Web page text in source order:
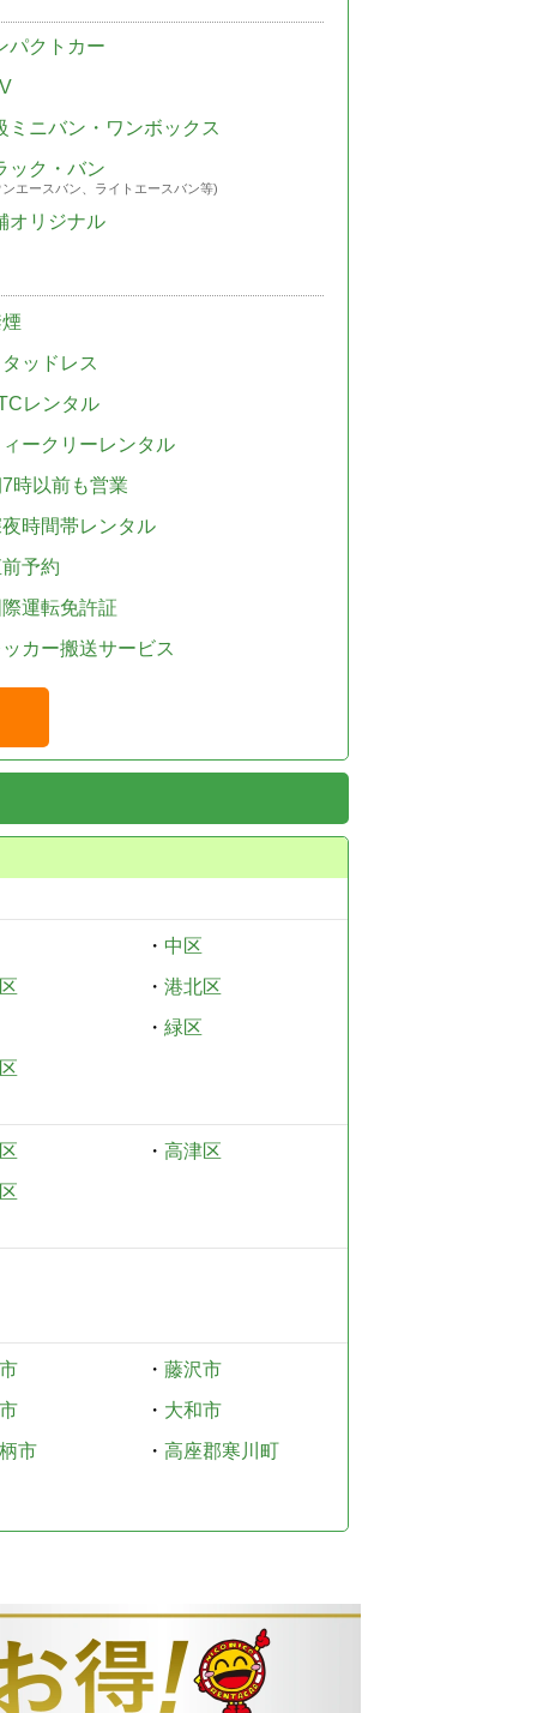
パクトカー
ミニバン・ワンボックス
ック・バン
エースバン、ライトエースバン等)
オリジナル
ッドレス
レンタル
ークリーレンタル
時以前も営業
時間帯レンタル
予約
運転免許証
カー搬送サービス
・ 中区
・ 港北区
・ 緑区
・ 高津区
・ 藤沢市
・ 大和市
市
・ 高座郡寒川町